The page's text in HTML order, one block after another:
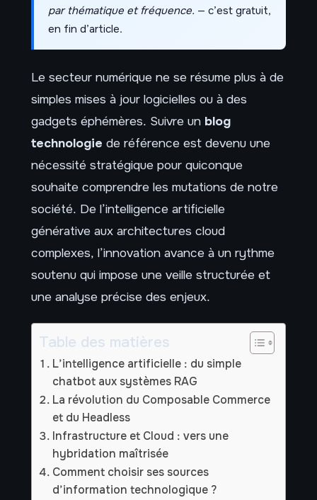
par thématique et fréquence. — c’est gratuit,
en fin d’article.
Le secteur numérique ne se résume plus à de
simples mises à jour logicielles ou à des
gadgets éphémères. Suivre un blog
technologie de référence est devenu une
nécessité stratégique pour quiconque
souhaite comprendre les mutations de notre
société. De l’intelligence artificielle
générative aux architectures cloud
complexes, l’innovation avance à un rythme
soutenu qui impose une veille structurée et
une analyse précise des enjeux.
Table des matières
L’intelligence artificielle : du simple
chatbot aux systèmes RAG
La révolution du Composable Commerce
et du Headless
Infrastructure et Cloud : vers une
hybridation maîtrisée
Comment choisir ses sources
d’information technologique ?